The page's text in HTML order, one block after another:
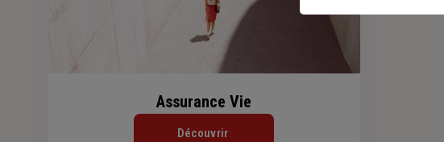
Assurance Vie
Découvrir